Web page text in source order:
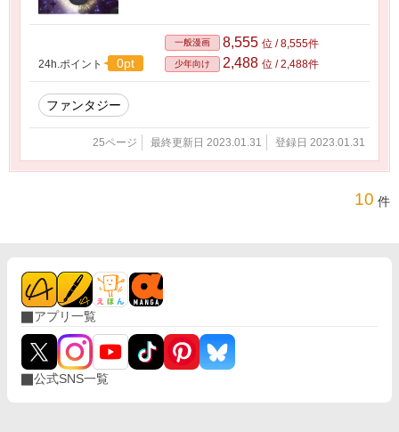
24h.ポイント 0pt
一般漫画 8,555 位 / 8,555件
少年向け 2,488 位 / 2,488件
ファンタジー
25ページ 最終更新日 2023.01.31 登録日 2023.01.31
10 件
アプリ一覧
公式SNS一覧